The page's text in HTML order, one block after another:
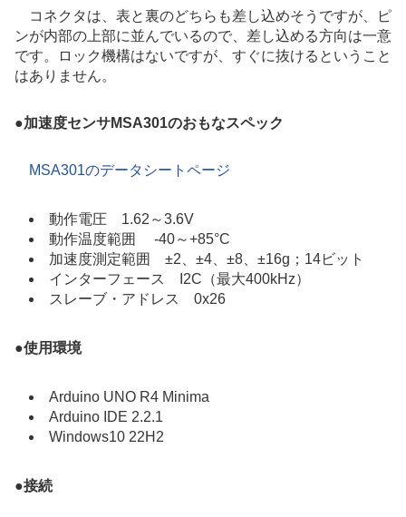
コネクタは、表と裏のどちらも差し込めそうですが、ピ
ンが内部の上部に並んでいるので、差し込める方向は一意
です。ロック機構はないですが、すぐに抜けるということ
はありません。
●加速度センサMSA301のおもなスペック
MSA301のデータシートページ
動作電圧 1.62～3.6V
動作温度範囲 -40～+85°C
加速度測定範囲 ±2、±4、±8、±16g；14ビット
インターフェース I2C（最大400kHz）
スレーブ・アドレス 0x26
●使用環境
Arduino UNO R4 Minima
Arduino IDE 2.2.1
Windows10 22H2
●接続